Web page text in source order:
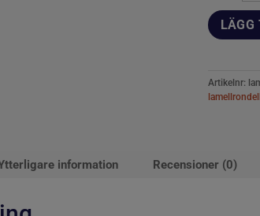
LÄGG
Artikelnr:
information Recensioner (0)